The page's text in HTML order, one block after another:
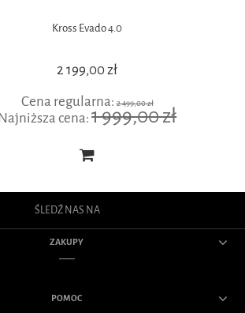
Kross Evado 4.0
2 199,00 zł
Cena regularna:2 499,00 zł
cena:1 999,00 zł
ŚLEDŹ NAS NA
ZAKUPY
POMOC